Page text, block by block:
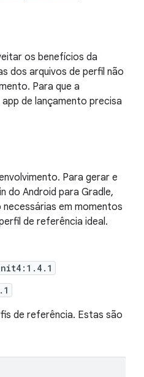
os benefícios da
dos arquivos de perfil não
Para que a
de lançamento precisa
Para gerar e
do Android para Gradle,
em momentos
de referência ideal.
de referência. Estas são